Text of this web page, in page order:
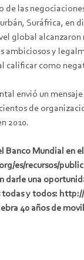
de las
Suráfrica, en
global
ambiciosos y
calificar como
envió un
de
2010.
Banco Mundial
es/recursos/
darle una
todas y todos:
40 años de